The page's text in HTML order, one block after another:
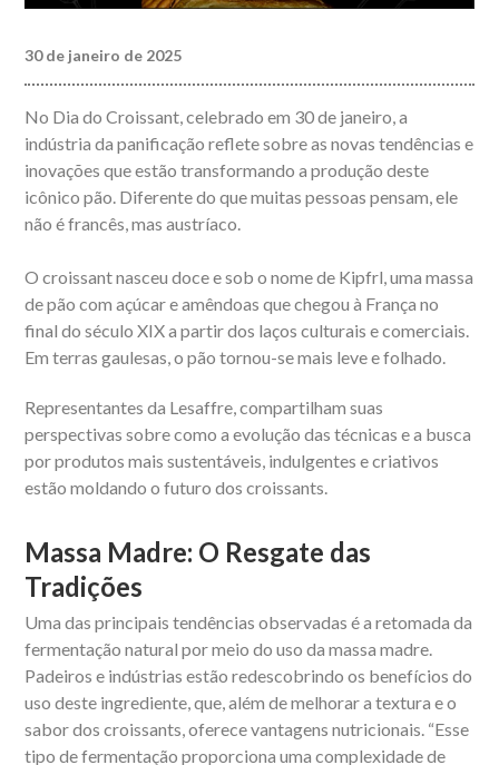
30 de janeiro de 2025
No Dia do Croissant, celebrado em 30 de janeiro, a
indústria da panificação reflete sobre as novas tendências e
inovações que estão transformando a produção deste
icônico pão. Diferente do que muitas pessoas pensam, ele
não é francês, mas austríaco.
O croissant nasceu doce e sob o nome de Kipfrl, uma massa
de pão com açúcar e amêndoas que chegou à França no
final do século XIX a partir dos laços culturais e comerciais.
Em terras gaulesas, o pão tornou-se mais leve e folhado.
Representantes da Lesaffre, compartilham suas
perspectivas sobre como a evolução das técnicas e a busca
por produtos mais sustentáveis, indulgentes e criativos
estão moldando o futuro dos croissants.
Massa Madre: O Resgate das
Tradições
Uma das principais tendências observadas é a retomada da
fermentação natural por meio do uso da massa madre.
Padeiros e indústrias estão redescobrindo os benefícios do
uso deste ingrediente, que, além de melhorar a textura e o
sabor dos croissants, oferece vantagens nutricionais. “Esse
tipo de fermentação proporciona uma complexidade de